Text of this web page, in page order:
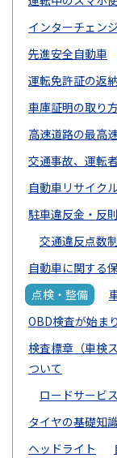
インターチェン
先進安全自動車
運転免許証の返
車庫証明の取り
高速道路の最高
交通事故、運転
自動車リサイク
駐車違反金・反
交通違反点数
自動車に関する
点検・整備
OBD検査が始ま
検査標章（車検
ついて
ロードサービ
タイヤの基礎知
ヘッドライト